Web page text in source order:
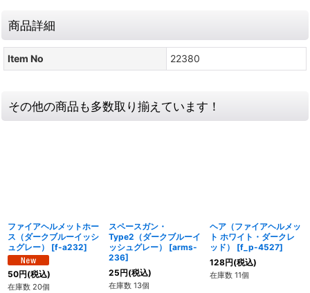
商品詳細
Item No 22380
その他の商品も多数取り揃えています！
ファイアヘルメットホー
ス（ダークブルーイッシ
ュグレー）
[f-a232]
50円(税込)
在庫数 20個
スペースガン・
Type2（ダークブルーイ
ッシュグレー）
[arms-
236]
25円(税込)
在庫数 13個
ヘア（ファイアヘルメッ
ト ホワイト・ダークレ
ッド）
[f_p-4527]
128円(税込)
在庫数 11個